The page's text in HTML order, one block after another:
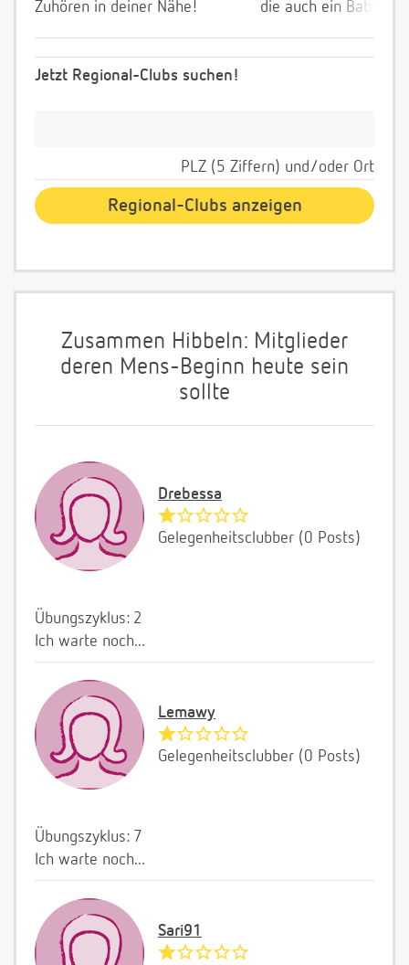
Zuhören in deiner Nähe! die auch ein Baby
Jetzt Regional-Clubs suchen!
PLZ (5 Ziffern) und/oder Ort
Zusammen Hibbeln: Mitglieder
deren Mens-Beginn heute sein
sollte
Drebessa
Gelegenheitsclubber (0 Posts)
Übungszyklus: 2
Ich warte noch...
Lemawy
Gelegenheitsclubber (0 Posts)
Übungszyklus: 7
Ich warte noch...
Sari91